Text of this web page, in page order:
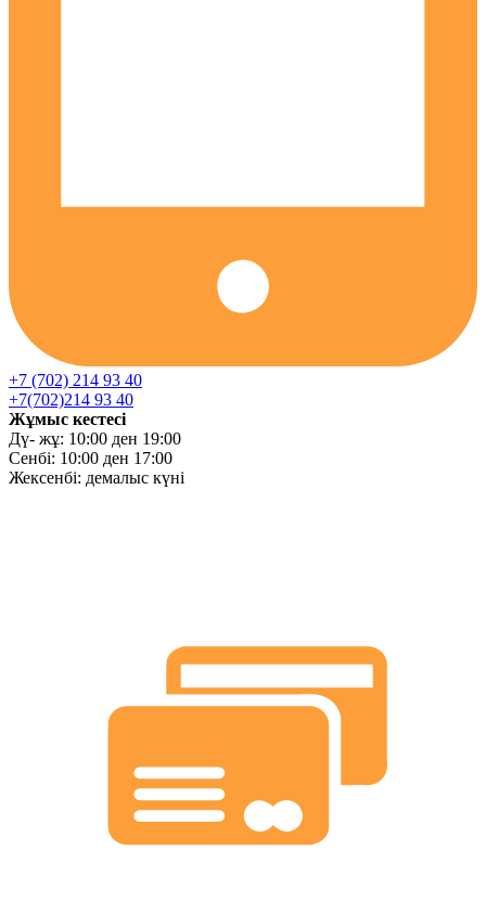
+7 (702) 214 93 40
+7(702)214 93 40
Жұмыс кестесі
Дү- жұ: 10:00 ден 19:00
Сенбі: 10:00 ден 17:00
Жексенбі: демалыс күні